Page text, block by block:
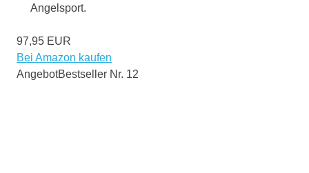
Angelsport.
97,95 EUR
Bei Amazon kaufen
AngebotBestseller Nr. 12